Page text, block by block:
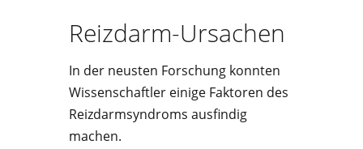
Reizdarm-Ursachen
In der neusten Forschung konnten
Wissenschaftler einige Faktoren des
Reizdarmsyndroms ausfindig
machen.